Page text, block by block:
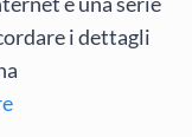
i dettagli